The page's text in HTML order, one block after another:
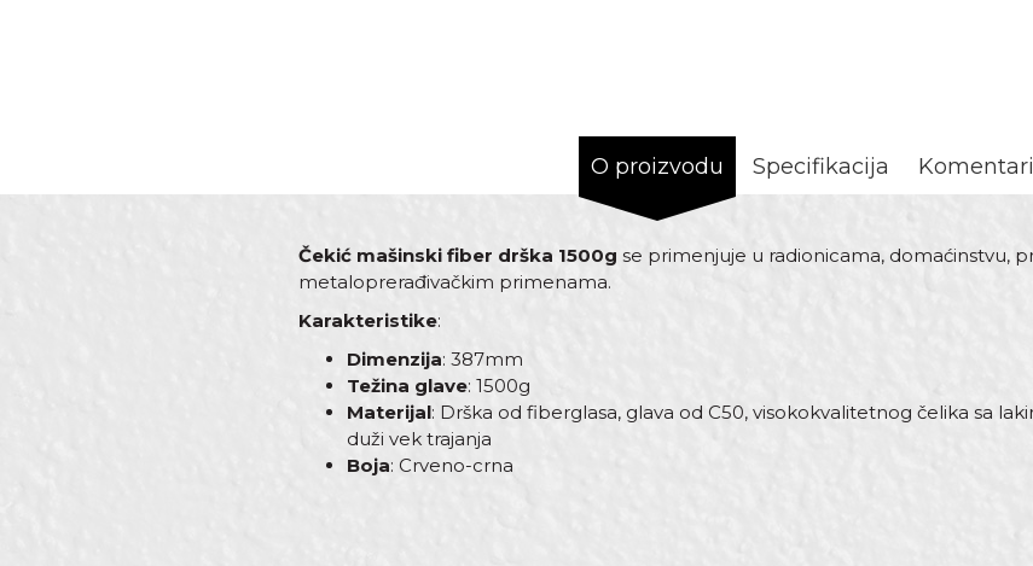
O proizvodu Specifikacija Komentari
Čekić mašinski fiber drška 1500g se primenjuje u radionicama, domaćinstvu,
metaloprerađivačkim primenama.
Karakteristike:
Dimenzija: 387mm
Težina glave: 1500g
Materijal: Drška od fiberglasa, glava od C50, visokokvalitetnog čelika sa
duži vek trajanja
Boja: Crveno-crna